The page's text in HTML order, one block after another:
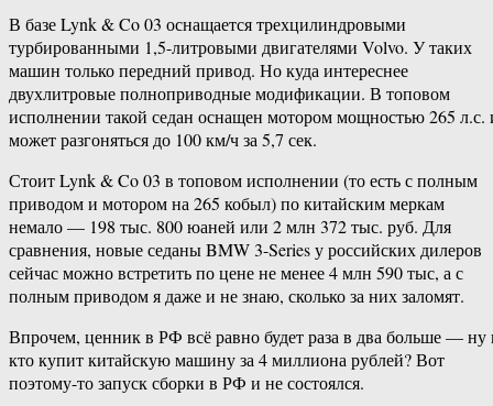
В базе Lynk & Co 03 оснащается трехцилиндровыми
турбированными 1,5-литровыми двигателями Volvo. У таких
машин только передний привод. Но куда интереснее
двухлитровые полноприводные модификации. В топовом
исполнении такой седан оснащен мотором мощностью 265 л.с.
может разгоняться до 100 км/ч за 5,7 сек.
Стоит Lynk & Co 03 в топовом исполнении (то есть с полным
приводом и мотором на 265 кобыл) по китайским меркам
немало — 198 тыс. 800 юаней или 2 млн 372 тыс. руб. Для
сравнения, новые седаны BMW 3-Series у российских дилеров
сейчас можно встретить по цене не менее 4 млн 590 тыс, а с
полным приводом я даже и не знаю, сколько за них заломят.
Впрочем, ценник в РФ всё равно будет раза в два больше — ну
кто купит китайскую машину за 4 миллиона рублей? Вот
поэтому-то запуск сборки в РФ и не состоялся.